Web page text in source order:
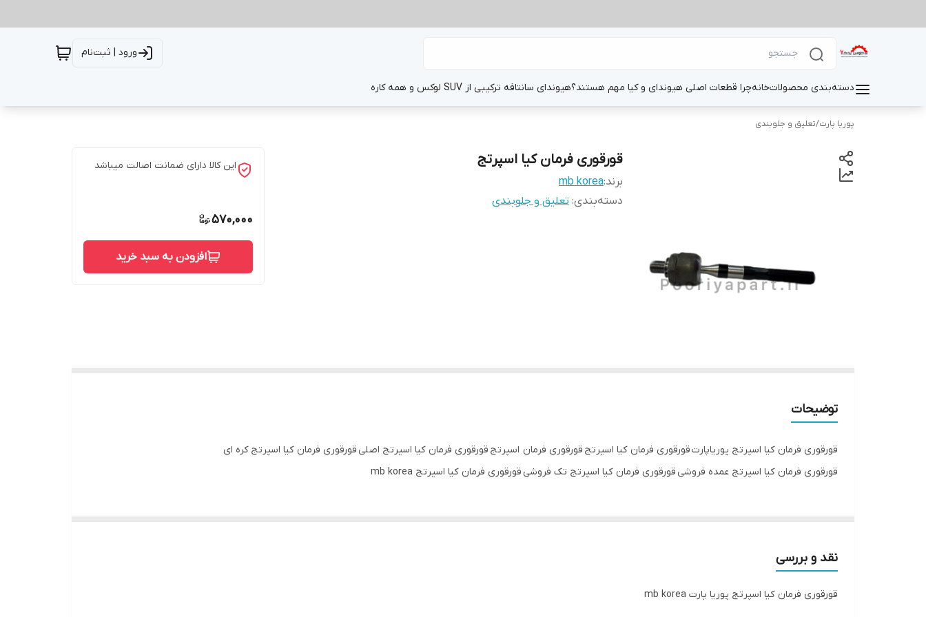
ورود | ثبت‌نام
دسته‌بندی محصولاتخانهچرا قطعات اصلی هیوندای و کیا مهم هستند؟هیوندای سانتافه ترکیبی از SUV لوکس و همه کاره
پوریا پارت/تعلیق و جلوبندی
قورقوری فرمان کیا اسپرتج
برند:mb korea
دسته‌بندی: تعلیق و جلوبندی
این کالا دارای ضمانت اصالت میباشد
570,000
افزودن به سبد خرید
توضیحات
قورقوری فرمان کیا اسپرتج پوریاپارت قورقوری فرمان کیا اسپرتج قورقوری فرمان اسپرتج قورقوری فرمان کیا اسپرتج اصلی قورقوری فرمان کیا اسپرتج کره ای
قورقوری فرمان کیا اسپرتج عمده فروشی قورقوری فرمان کیا اسپرتج تک فروشی قورقوری فرمان کیا اسپرتج mb korea
نقد و بررسی
قورقوری فرمان کیا اسپرتج پوریا پارت mb korea